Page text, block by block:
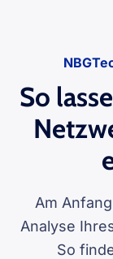
So
Am
Analyse
So